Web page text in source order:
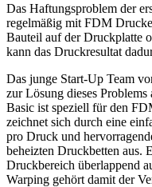
Das Haftungsproblem der
regelmäßig mit FDM
Bauteil auf der Druckplatte
kann das Druckresultat
Das junge Start-Up Team
zur Lösung dieses
Basic ist speziell für den
zeichnet sich durch eine
pro Druck und
beheizten Druckbetten aus.
Druckbereich überlappend
Warping gehört damit der